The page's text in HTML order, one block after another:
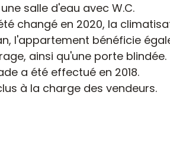
salle d'eau avec W.C.
changé en 2020, la
l'appartement bénéficie
ainsi qu'une porte blindée.
a été effectué en 2018.
à la charge des vendeurs.